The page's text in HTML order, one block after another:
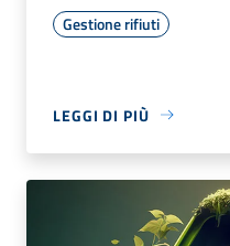
Gestione rifiuti
LEGGI DI PIÙ